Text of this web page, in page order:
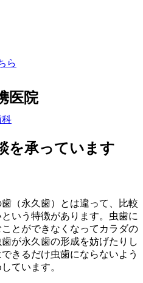
ら
医院
を承っています
（永久歯）とは違って、比較
いう特徴があります。虫歯に
とができなくなってカラダの
が永久歯の形成を妨げたりし
きるだけ虫歯にならないよう
ています。